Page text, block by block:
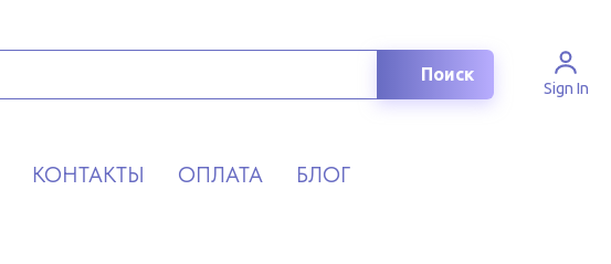
Поиск
Sign In
КОНТАКТЫ ОПЛАТА БЛОГ